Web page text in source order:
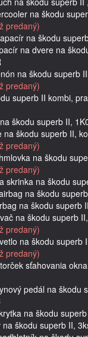
na škodu
predaný)
na škodu
na dvere na
na škodu superb
predaný)
superb II kombi,
škodu superb II,
na škodu superb II,
predaný)
na škodu
predaný)
skrinka na škodu
na škodu
na škodu superb
na škodu superb
predaný)
na škodu superb
predaný)
sťahovania
pedál na škodu
na škodu
na škodu superb II,